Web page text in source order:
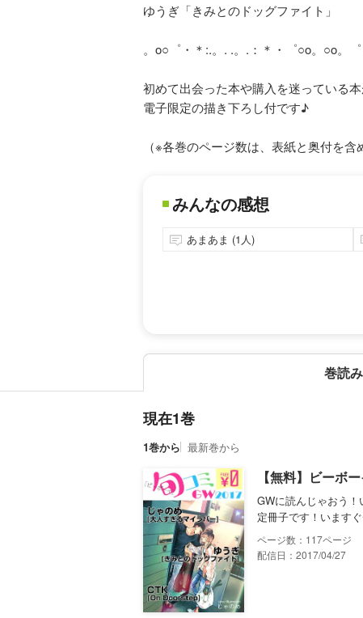
ゆうぎ「きみとのドッグファイト」
。o○゜・＊:.。. .。.：＊・゜○o。○o。
初めて出会った本や購入を迷っている
電子限定の描き下ろし付です♪
（※各巻のページ数は、表紙と奥付を含
みんなの感想
あまあま (1人)
巻読み
現在1巻
1巻から 最新巻から
【無料】ビーボ
GWに読んじゃおう
定冊子です！います
117
配信日：2017/04/27